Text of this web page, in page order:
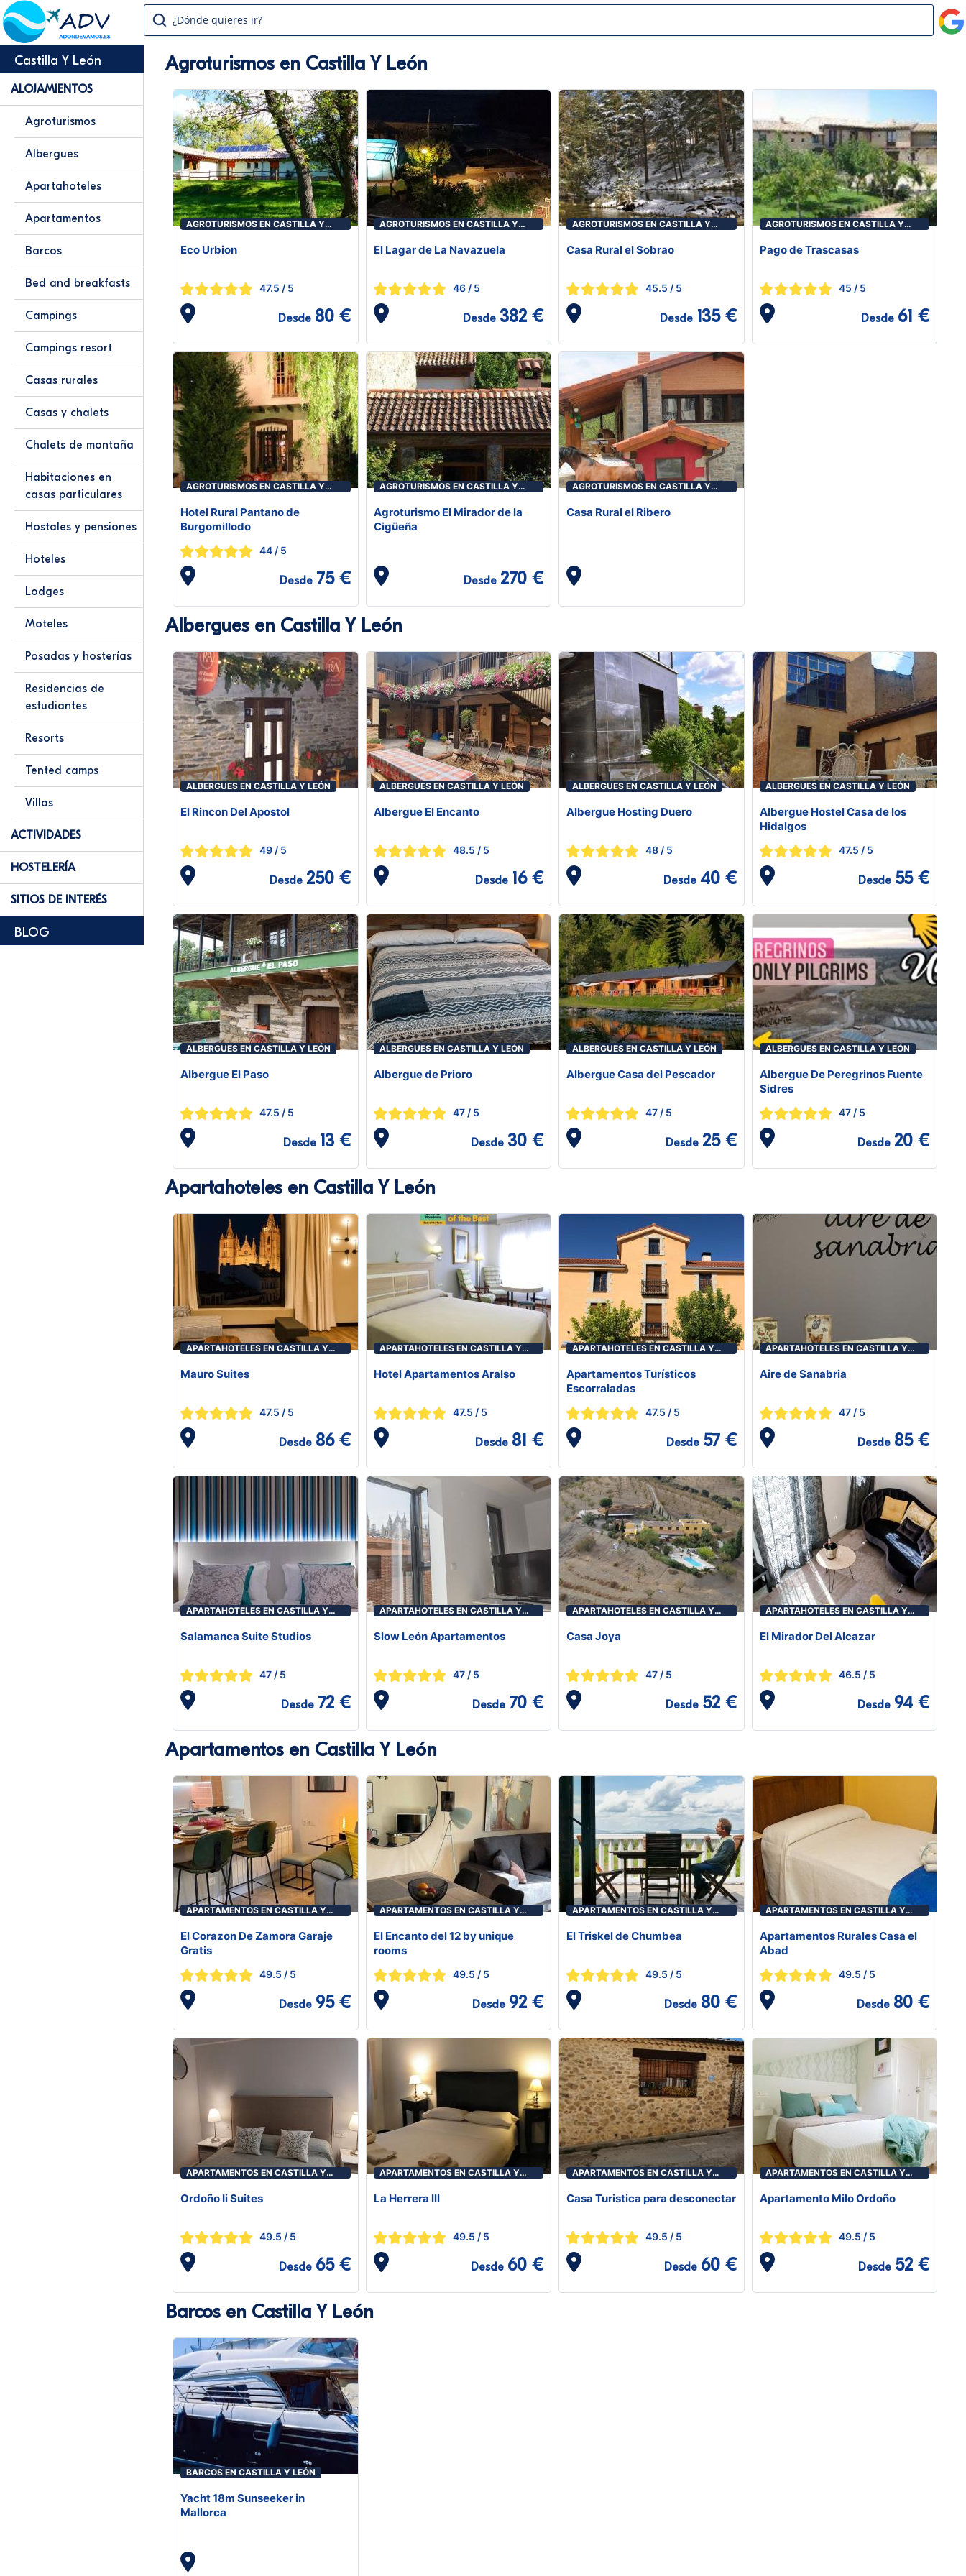
¿Dónde quieres ir?
Castilla Y León
ALOJAMIENTOS
Agroturismos
Albergues
Apartahoteles
Apartamentos
Barcos
Bed and breakfasts
Campings
Campings resort
Casas rurales
Casas y chalets
Chalets de montaña
Habitaciones en
casas particulares
Hostales y pensiones
Hoteles
Lodges
Moteles
Posadas y hosterías
Residencias de
estudiantes
Resorts
Tented camps
Villas
ACTIVIDADES
HOSTELERÍA
SITIOS DE INTERÉS
BLOG
Agroturismos en Castilla Y León
AGROTURISMOS EN CASTILLA Y
Eco Urbion
47.5 / 5
Desde 80 €
AGROTURISMOS EN CASTILLA Y
El Lagar de La Navazuela
46/ 5
Desde 382 €
AGROTURISMOS EN CASTILLA Y
Casa Rural el Sobrao
45.5 / 5
Desde 135 €
AGROTURISMOS EN CASTILLA Y
Pago de Trascasas
45 / 5
Desde 61 €
AGROTURISMOS EN CASTILLA Y
Hotel Rural Pantano de
Burgomillodo
44 / 5
Desde 75 €
AGROTURISMOS EN CASTILLA Y
Agroturismo El Mirador de la
Cigüeña
Desde 270 €
AGROTURISMOS EN CASTILLA Y
Casa Rural el Ribero
Albergues en Castilla Y León
ALBERGUES EN CASTILLA Y LEÓN
El Rincon Del Apostol
49 / 5
Desde 250 €
ALBERGUES EN CASTILLA Y LEÓN
Albergue El Encanto
48.5 / 5
Desde 16 €
ALBERGUES EN CASTILLA Y LEÓN
Albergue Hosting Duero
48 / 5
Desde 40 €
ALBERGUES EN CASTILLA Y LEÓN
Albergue Hostel Casa de los
Hidalgos
47.5 / 5
Desde 55 €
ALBERGUES EN CASTILLA Y LEÓN
Albergue El Paso
47.5 / 5
Desde 13 €
ALBERGUES EN CASTILLA Y LEÓN
Albergue de Prioro
47/ 5
Desde 30 €
ALBERGUES EN CASTILLA Y LEÓN
Albergue Casa del Pescador
47 / 5
Desde 25 €
ALBERGUES EN CASTILLA Y LEÓN
Albergue De Peregrinos Fuente
Sidres
47/ 5
Desde 20 €
Apartahoteles en Castilla Y León
APARTAHOTELES EN CASTILLA Y
Mauro Suites
47.5 / 5
Desde 86 €
APARTAHOTELES EN CASTILLA Y
Hotel Apartamentos Aralso
47.5 / 5
Desde 81 €
APARTAHOTELES EN CASTILLA Y
Apartamentos Turísticos
Escorraladas
47.5 / 5
Desde 57 €
APARTAHOTELES EN CASTILLA Y
Aire de Sanabria
47/ 5
Desde 85 €
APARTAHOTELES EN CASTILLA Y
Salamanca Suite Studios
47 / 5
Desde 72 €
APARTAHOTELES EN CASTILLA Y
Slow León Apartamentos
47/ 5
Desde 70 €
APARTAHOTELES EN CASTILLA Y
Casa Joya
47 / 5
Desde 52 €
APARTAHOTELES EN CASTILLA Y
El Mirador Del Alcazar
46.5 / 5
Desde 94 €
Apartamentos en Castilla Y León
APARTAMENTOS EN CASTILLA Y
El Corazon De Zamora Garaje
Gratis
49.5 / 5
Desde 95 €
APARTAMENTOS EN CASTILLA Y
El Encanto del 12 by unique
rooms
49.5 / 5
Desde 92 €
APARTAMENTOS EN CASTILLA Y
El Triskel de Chumbea
49.5 / 5
Desde 80 €
APARTAMENTOS EN CASTILLA Y
Apartamentos Rurales Casa el
Abad
49.5 / 5
Desde 80 €
APARTAMENTOS EN CASTILLA Y
Ordoño Ii Suites
49.5 / 5
Desde 65 €
APARTAMENTOS EN CASTILLA Y
La Herrera lll
49.5 / 5
Desde 60 €
APARTAMENTOS EN CASTILLA Y
Casa Turistica para desconectar
49.5 / 5
Desde 60 €
APARTAMENTOS EN CASTILLA Y
Apartamento Milo Ordoño
49.5 / 5
Desde 52 €
Barcos en Castilla Y León
BARCOS EN CASTILLA Y LEÓN
Yacht 18m Sunseeker in
Mallorca